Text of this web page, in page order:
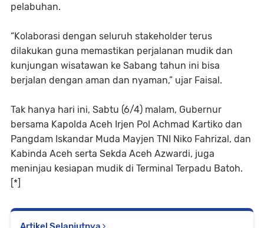
pelabuhan.
“Kolaborasi dengan seluruh stakeholder terus
dilakukan guna memastikan perjalanan mudik dan
kunjungan wisatawan ke Sabang tahun ini bisa
berjalan dengan aman dan nyaman,” ujar Faisal.
Tak hanya hari ini, Sabtu (6/4) malam, Gubernur
bersama Kapolda Aceh Irjen Pol Achmad Kartiko dan
Pangdam Iskandar Muda Mayjen TNI Niko Fahrizal, dan
Kabinda Aceh serta Sekda Aceh Azwardi, juga
meninjau kesiapan mudik di Terminal Terpadu Batoh.
[*]